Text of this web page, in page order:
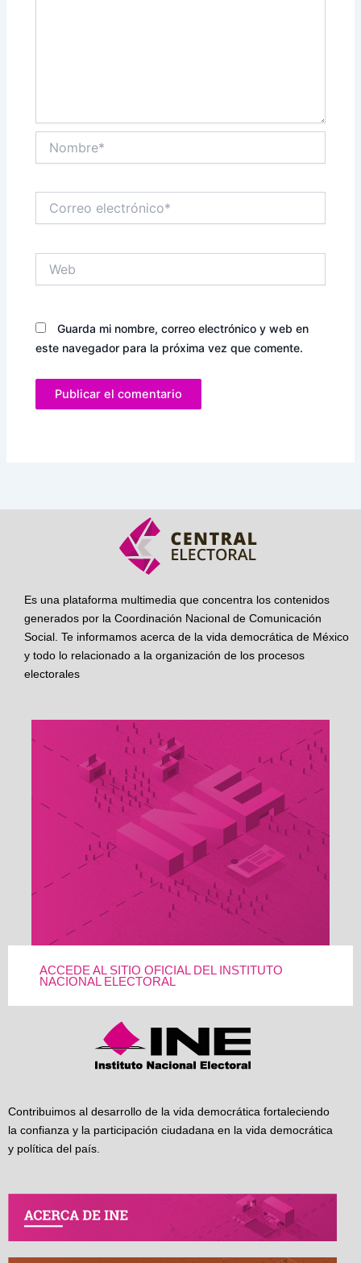
electrónico*
Guarda mi nombre, correo electrónico y web en
este navegador para la próxima vez que comente.
Es una plataforma multimedia que concentra los contenidos
generados por la Coordinación Nacional de Comunicación
Social. Te informamos acerca de la vida democrática de México
y todo lo relacionado a la organización de los procesos
electorales
ACCEDE AL SITIO OFICIAL DEL INSTITUTO
NACIONAL ELECTORAL
Contribuimos al desarrollo de la vida democrática fortaleciendo
la confianza y la participación ciudadana en la vida democrática
y política del país.